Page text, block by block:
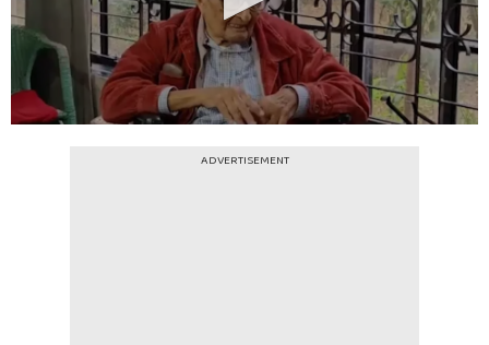
ADVERTISEMENT